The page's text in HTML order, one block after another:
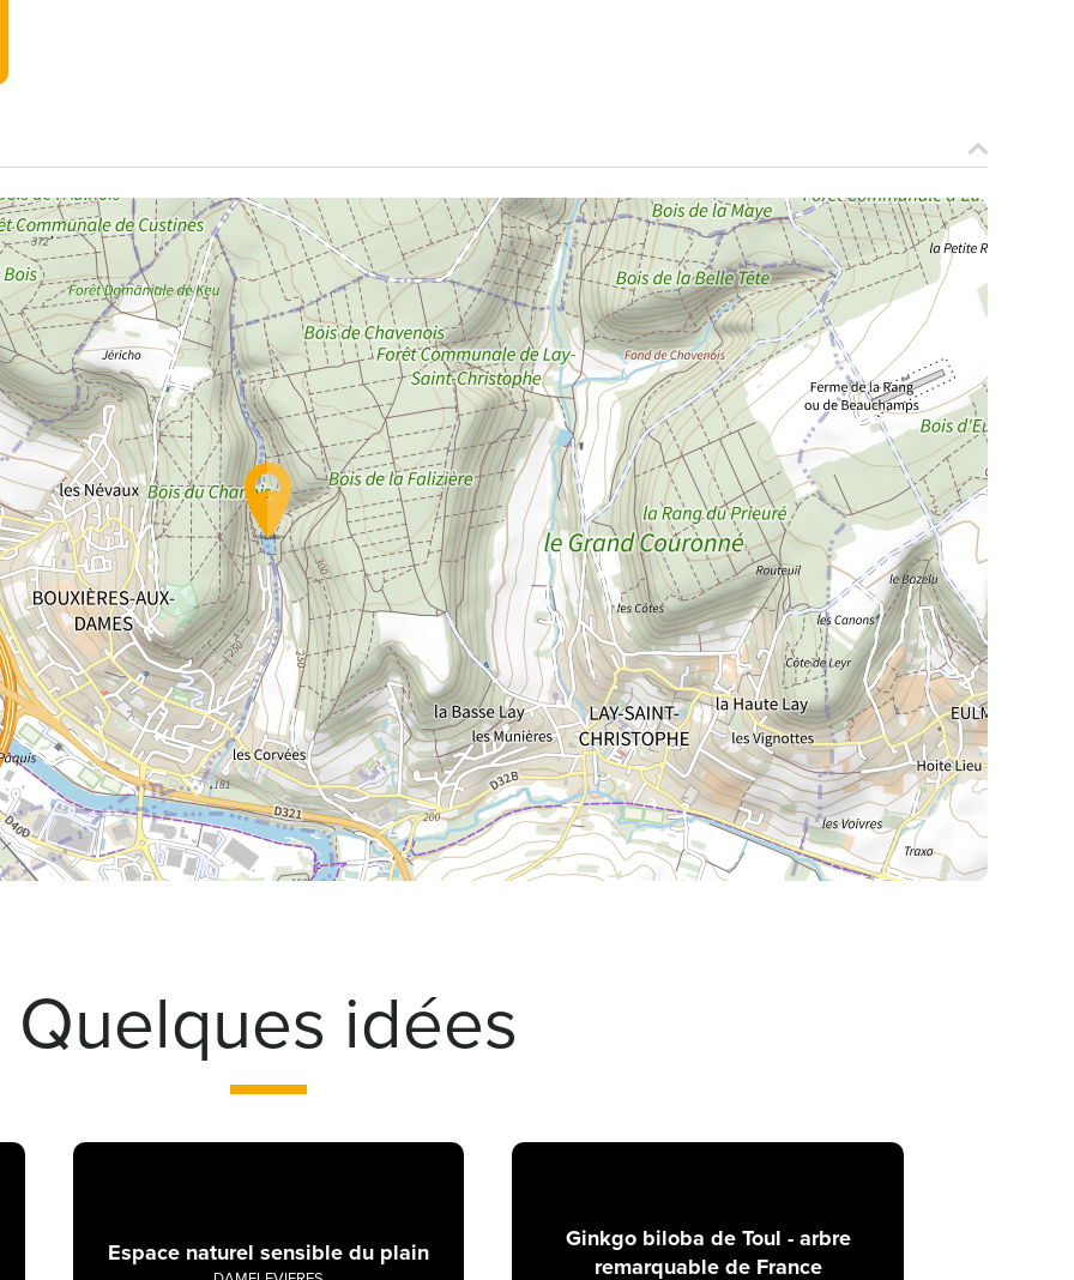
La Meurthe & Moselle en instantanée,
recherchez ce que vous voulez
Quelques idées
Espace naturel sensible du plain
Ginkgo biloba de Toul - arbre
remarquable de France